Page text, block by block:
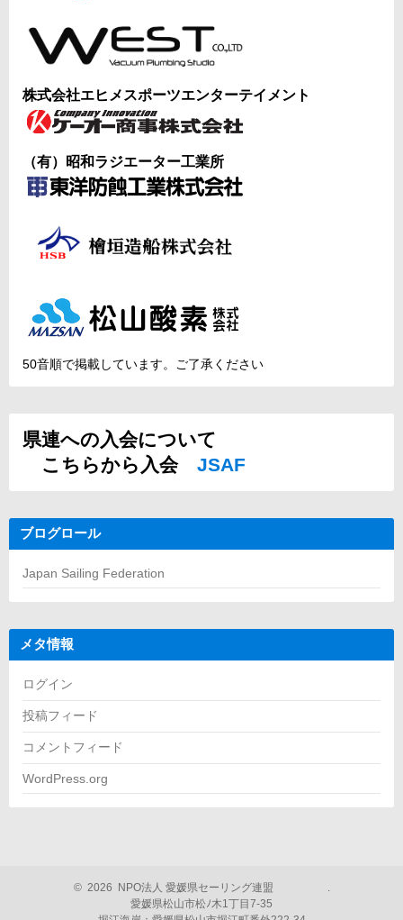
株式会社エヒメスポーツエンターテイメント
（有）昭和ラジエーター工業所
50音順で掲載しています。ご了承ください
県連への入会について
こちらから入会 JSAF
ブログロール
Japan Sailing Federation
メタ情報
ログイン
投稿フィード
コメントフィード
WordPress.org
© 2026 NPO法人 愛媛県セーリング連盟
.
愛媛県松山市松ﾉ木1丁目7-35